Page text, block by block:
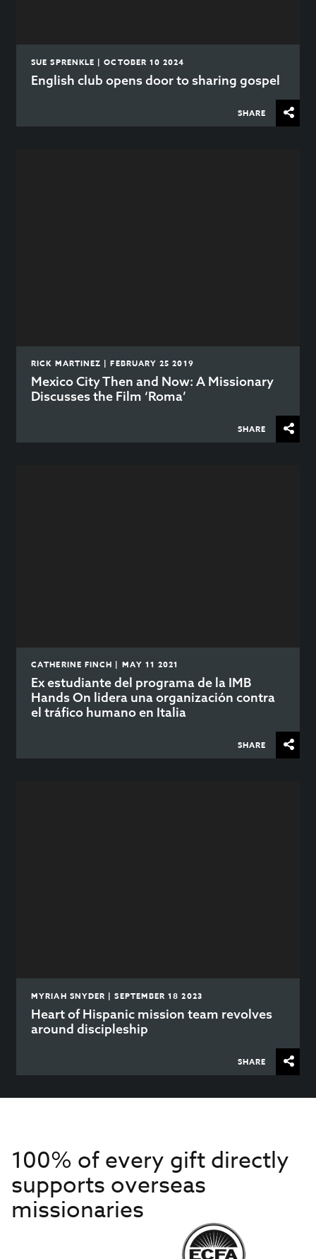
SUE SPRENKLE | OCTOBER 10 2024
English club opens door to sharing gospel
SHARE
RICK MARTINEZ | FEBRUARY 25 2019
Mexico City Then and Now: A Missionary
Discusses the Film ‘Roma’
SHARE
CATHERINE FINCH | MAY 11 2021
Ex estudiante del programa de la IMB
Hands On lidera una organización contra
el tráfico humano en Italia
SHARE
MYRIAH SNYDER | SEPTEMBER 18 2023
Heart of Hispanic mission team revolves
around discipleship
SHARE
100% of every gift directly
supports overseas
missionaries